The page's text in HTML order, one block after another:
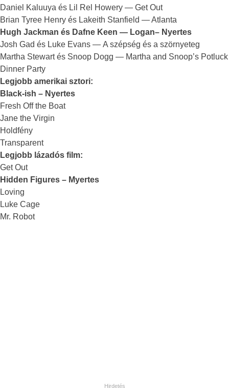
Daniel Kaluuya és Lil Rel Howery — Get Out
Brian Tyree Henry és Lakeith Stanfield — Atlanta
Hugh Jackman és Dafne Keen — Logan– Nyertes
Josh Gad és Luke Evans — A szépség és a szörnyeteg
Martha Stewart és Snoop Dogg — Martha and Snoop’s Potluck
Dinner Party
Legjobb amerikai sztori:
Black-ish – Nyertes
Fresh Off the Boat
Jane the Virgin
Holdfény
Transparent
Legjobb lázadós film:
Get Out
Hidden Figures – Myertes
Loving
Luke Cage
Mr. Robot